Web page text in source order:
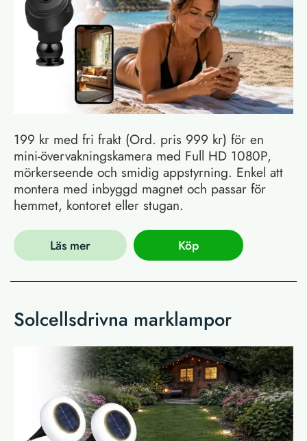
199 kr med fri frakt (Ord. pris 999 kr) för en
mini-övervakningskamera med Full HD 1080P,
mörkerseende och smidig appstyrning. Enkel att
montera med inbyggd magnet och passar för
hemmet, kontoret eller stugan.
Läs mer Köp
Solcellsdrivna marklampor